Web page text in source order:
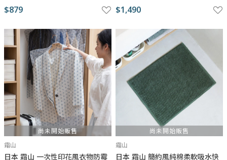
$879 $1,490
尚未開始販售
霜山
日本 霜山 一次性印花風衣物防霉
尚未開始販售
霜山
日本 霜山 簡約風純棉柔軟吸水快